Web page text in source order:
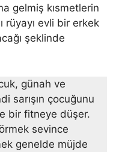
gelmiş kısmetlerin
rüyayı evli bir erkek
şeklinde
günah ve
sarışın çocuğunu
bir fitneye düşer.
sevince
genelde müjde